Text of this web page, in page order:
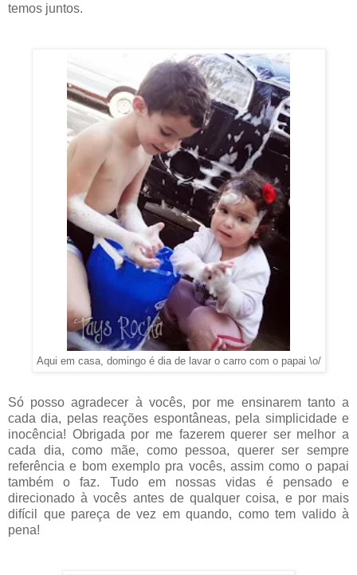
temos juntos.
Aqui em casa, domingo é dia de lavar o carro com o papai \o/
Só posso agradecer à vocês, por me ensinarem tanto a
cada dia, pelas reações espontâneas, pela simplicidade e
inocência! Obrigada por me fazerem querer ser melhor a
cada dia, como mãe, como pessoa, querer ser sempre
referência e bom exemplo pra vocês, assim como o papai
também o faz. Tudo em nossas vidas é pensado e
direcionado à vocês antes de qualquer coisa, e por mais
difícil que pareça de vez em quando, como tem valido à
pena!